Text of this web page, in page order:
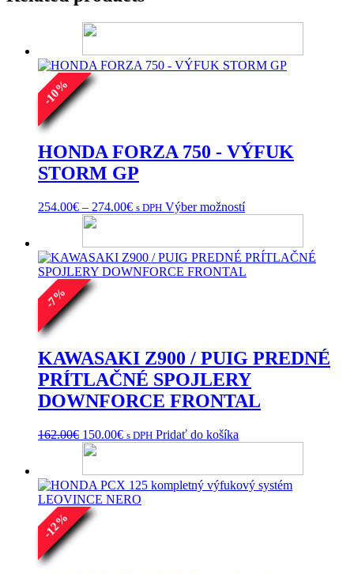
-
10
%
HONDA FORZA 750 - VÝFUK
STORM GP
254.00€ – 274.00€Price
through
274.00€
s DPH Výber možnostíTento
viacero
variantov.
Možnosti
produktu.
-
7
%
KAWASAKI Z900 / PUIG PREDNÉ
PRÍTLAČNÉ SPOJLERY
DOWNFORCE FRONTAL
162.00€ Pôvodná
cena
162.00€.
150.00€Aktuálna
150.00€.
s DPH Pridať do košíka
-
12
%